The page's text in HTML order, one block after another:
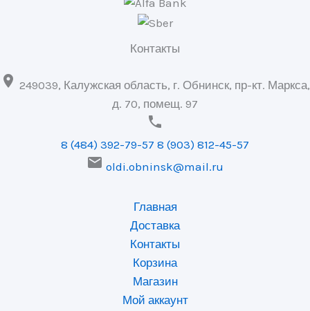
Контакты
 249039, Калужская область, г. Обнинск, пр-кт. Маркса,
д. 70, помещ. 97

8 (484) 392-79-57 8 (903) 812-45-57
 oldi.obninsk@mail.ru
Главная
Доставка
Контакты
Корзина
Магазин
Мой аккаунт